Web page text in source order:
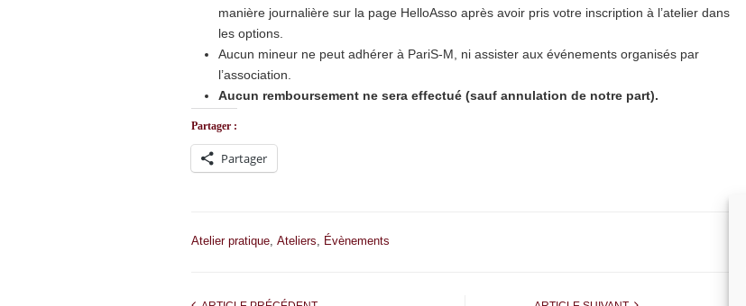
manière journalière sur la page HelloAsso après avoir pris votre inscription à l’atelier dans
les options.
Aucun mineur ne peut adhérer à PariS-M, ni assister aux événements organisés par
l’association.
Aucun remboursement ne sera effectué (sauf annulation de notre part).
Partager :
Partager
Atelier pratique Ateliers Évènements